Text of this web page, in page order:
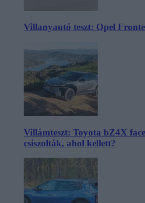
Villanyautó teszt: Opel
Villámteszt: Toyota bZ4X
csiszolták, ahol kellett?